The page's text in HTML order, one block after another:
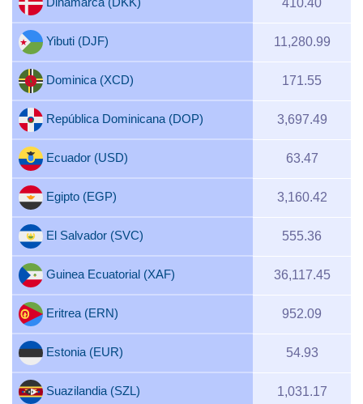
Yibuti (DJF) 11,280.99
Dominica (XCD) 171.55
República Dominicana (DOP) 3,697.49
Ecuador (USD) 63.47
Egipto (EGP) 3,160.42
El Salvador (SVC) 555.36
Guinea Ecuatorial (XAF) 36,117.45
Eritrea (ERN) 952.09
Estonia (EUR) 54.93
Suazilandia (SZL) 1,031.17